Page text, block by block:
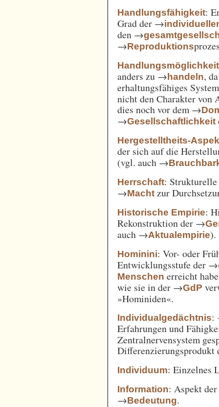
Handlungsfähigkeit:
Grad der →
den →
→Reproduktions
Handlungsmöglichkeit
anders zu →handeln,
erhaltungsfähiges
nicht den Charakter von
dies noch vor dem →
→Gesellschaftlichkeit
Hergestelltheits-
der sich auf die
(vgl. auch →
Herrschaft: Strukturelle
→Macht zur
Historische Empirie:
Rekonstruktion der →
auch →Aktualempirie).
Hominini: Vor- oder
Entwicklungsstufe der →
Menschen erreicht
wie sie in der →GdP
»Hominiden«.
Individualgedächtnis:
Erfahrungen und
Zentralnervensystem
Individuum: Einzelnes
Information: Aspekt
→Bedeutung.